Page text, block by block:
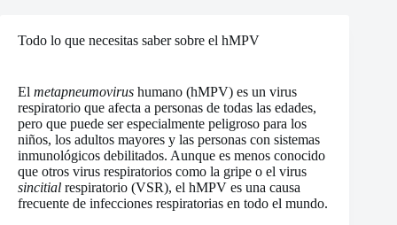
Todo lo que necesitas saber sobre el hMPV
El metapneumovirus humano (hMPV) es un virus
respiratorio que afecta a personas de todas las edades,
pero que puede ser especialmente peligroso para los
niños, los adultos mayores y las personas con sistemas
inmunológicos debilitados. Aunque es menos conocido
que otros virus respiratorios como la gripe o el virus
sincitial respiratorio (VSR), el hMPV es una causa
frecuente de infecciones respiratorias en todo el mundo.